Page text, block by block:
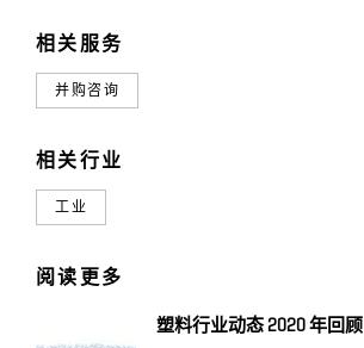
相关服务
并购咨询
相关行业
工业
阅读更多
塑料行业动态 2020 年回顾